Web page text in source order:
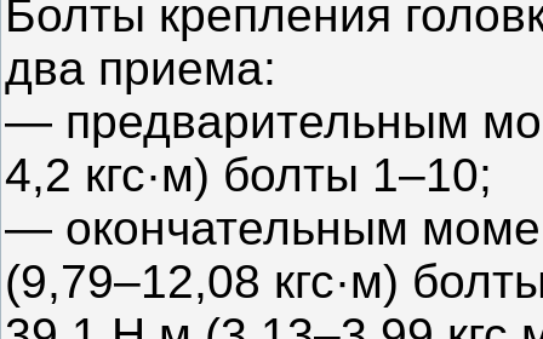
Болты крепления
два приема:
— предварительным
4,2 кгс·м) болты 1–10;
— окончательным
(9,79–12,08 кгс·м)